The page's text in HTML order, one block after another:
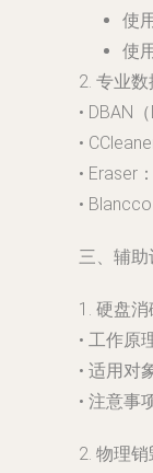
使
使
2. 专业
• DBAN
•
• Eraser
•
三、辅
1. 硬盘消
• 工作原
• 适用对
• 注意事
2. 物理